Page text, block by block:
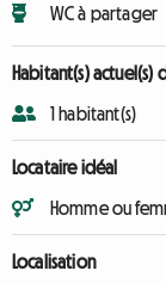
WC à partager
Habitant(s) actuel(s)
1 habitant(s)
Locataire idéal
Homme ou
Localisation